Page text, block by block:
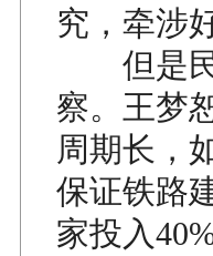
究，牵涉
但是民
察。王梦
周期长，
保证铁路
家投入